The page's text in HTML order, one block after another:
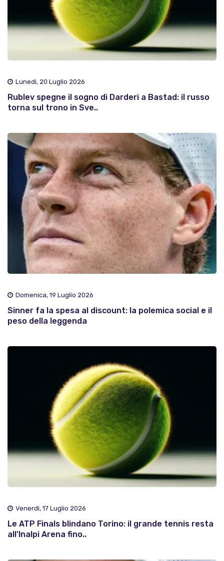
Lunedì, 20 Luglio 2026
Rublev spegne il sogno di Darderi a Bastad: il russo
torna sul trono in Sve..
Domenica, 19 Luglio 2026
Sinner fa la spesa al discount: la polemica social e il
peso della leggenda
Venerdì, 17 Luglio 2026
Le ATP Finals blindano Torino: il grande tennis resta
all'Inalpi Arena fino..